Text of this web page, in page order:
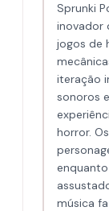
Sprunki
inovador
jogos de
iteração
sonoros
horror.
música